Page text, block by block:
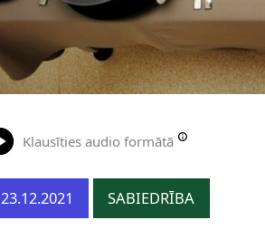
Klausīties audio formātā
23.12.2021 SABIEDRĪBA